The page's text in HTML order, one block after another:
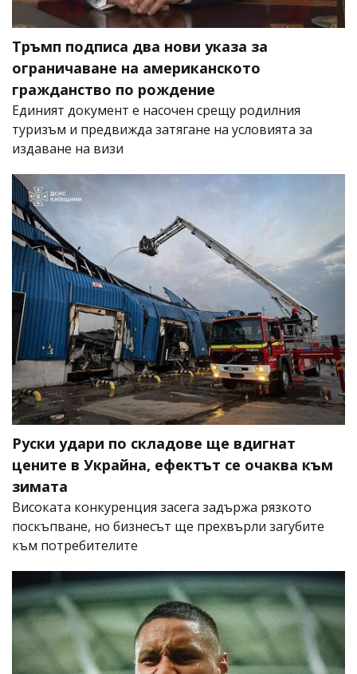
Тръмп подписа два нови указа за
ограничаване на американското
гражданство по рождение
Единият документ е насочен срещу родилния
туризъм и предвижда затягане на условията за
издаване на визи
Руски удари по складове ще вдигнат
цените в Украйна, ефектът се очаква към
зимата
Високата конкуренция засега задържа рязкото
поскъпване, но бизнесът ще прехвърли загубите
към потребителите